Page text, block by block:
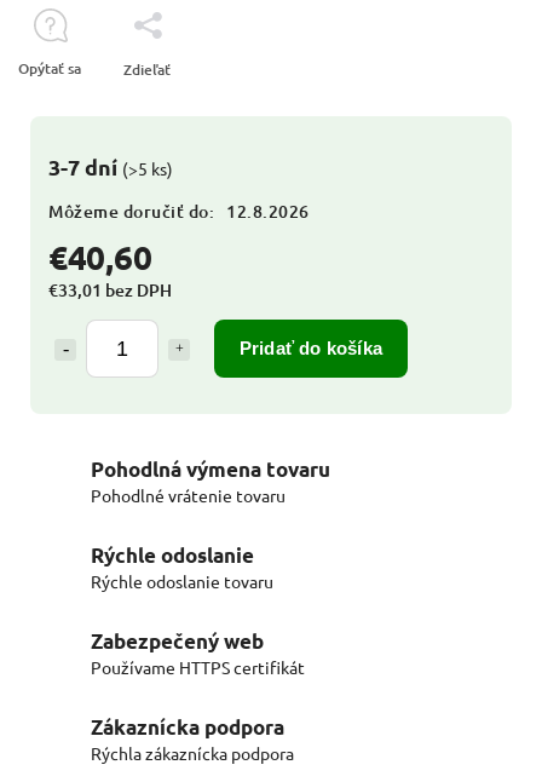
€40,60
€33,01 bez DPH
Pridať do košíka
3-7 dní (>5 ks)
Môžeme doručiť do: 12.8.2026
Opýtať sa Zdieľať
Pohodlná výmena tovaru
Pohodlné vrátenie tovaru
Rýchle odoslanie
Rýchle odoslanie tovaru
Zabezpečený web
Používame HTTPS certifikát
Zákaznícka podpora
Rýchla zákaznícka podpora